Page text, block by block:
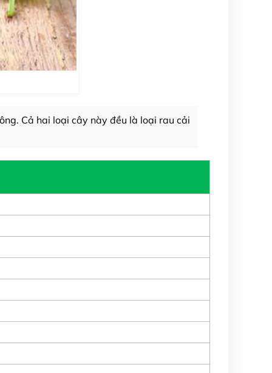
Cả hai loại cây này đều là loại rau cải